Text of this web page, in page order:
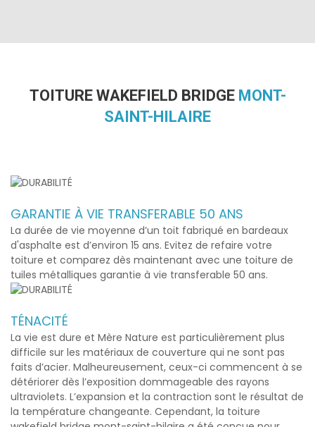
TOITURE WAKEFIELD BRIDGE MONT-
SAINT-HILAIRE
GARANTIE À VIE TRANSFERABLE 50 ANS
La durée de vie moyenne d’un toit fabriqué en bardeaux
d'asphalte est d’environ 15 ans. Evitez de refaire votre
toiture et comparez dès maintenant avec une toiture de
tuiles métalliques garantie à vie transferable 50 ans.
TÉNACITÉ
La vie est dure et Mère Nature est particulièrement plus
difficile sur les matériaux de couverture qui ne sont pas
faits d’acier. Malheureusement, ceux-ci commencent à se
détériorer dès l’exposition dommageable des rayons
ultraviolets. L’expansion et la contraction sont le résultat de
la température changeante. Cependant, la toiture